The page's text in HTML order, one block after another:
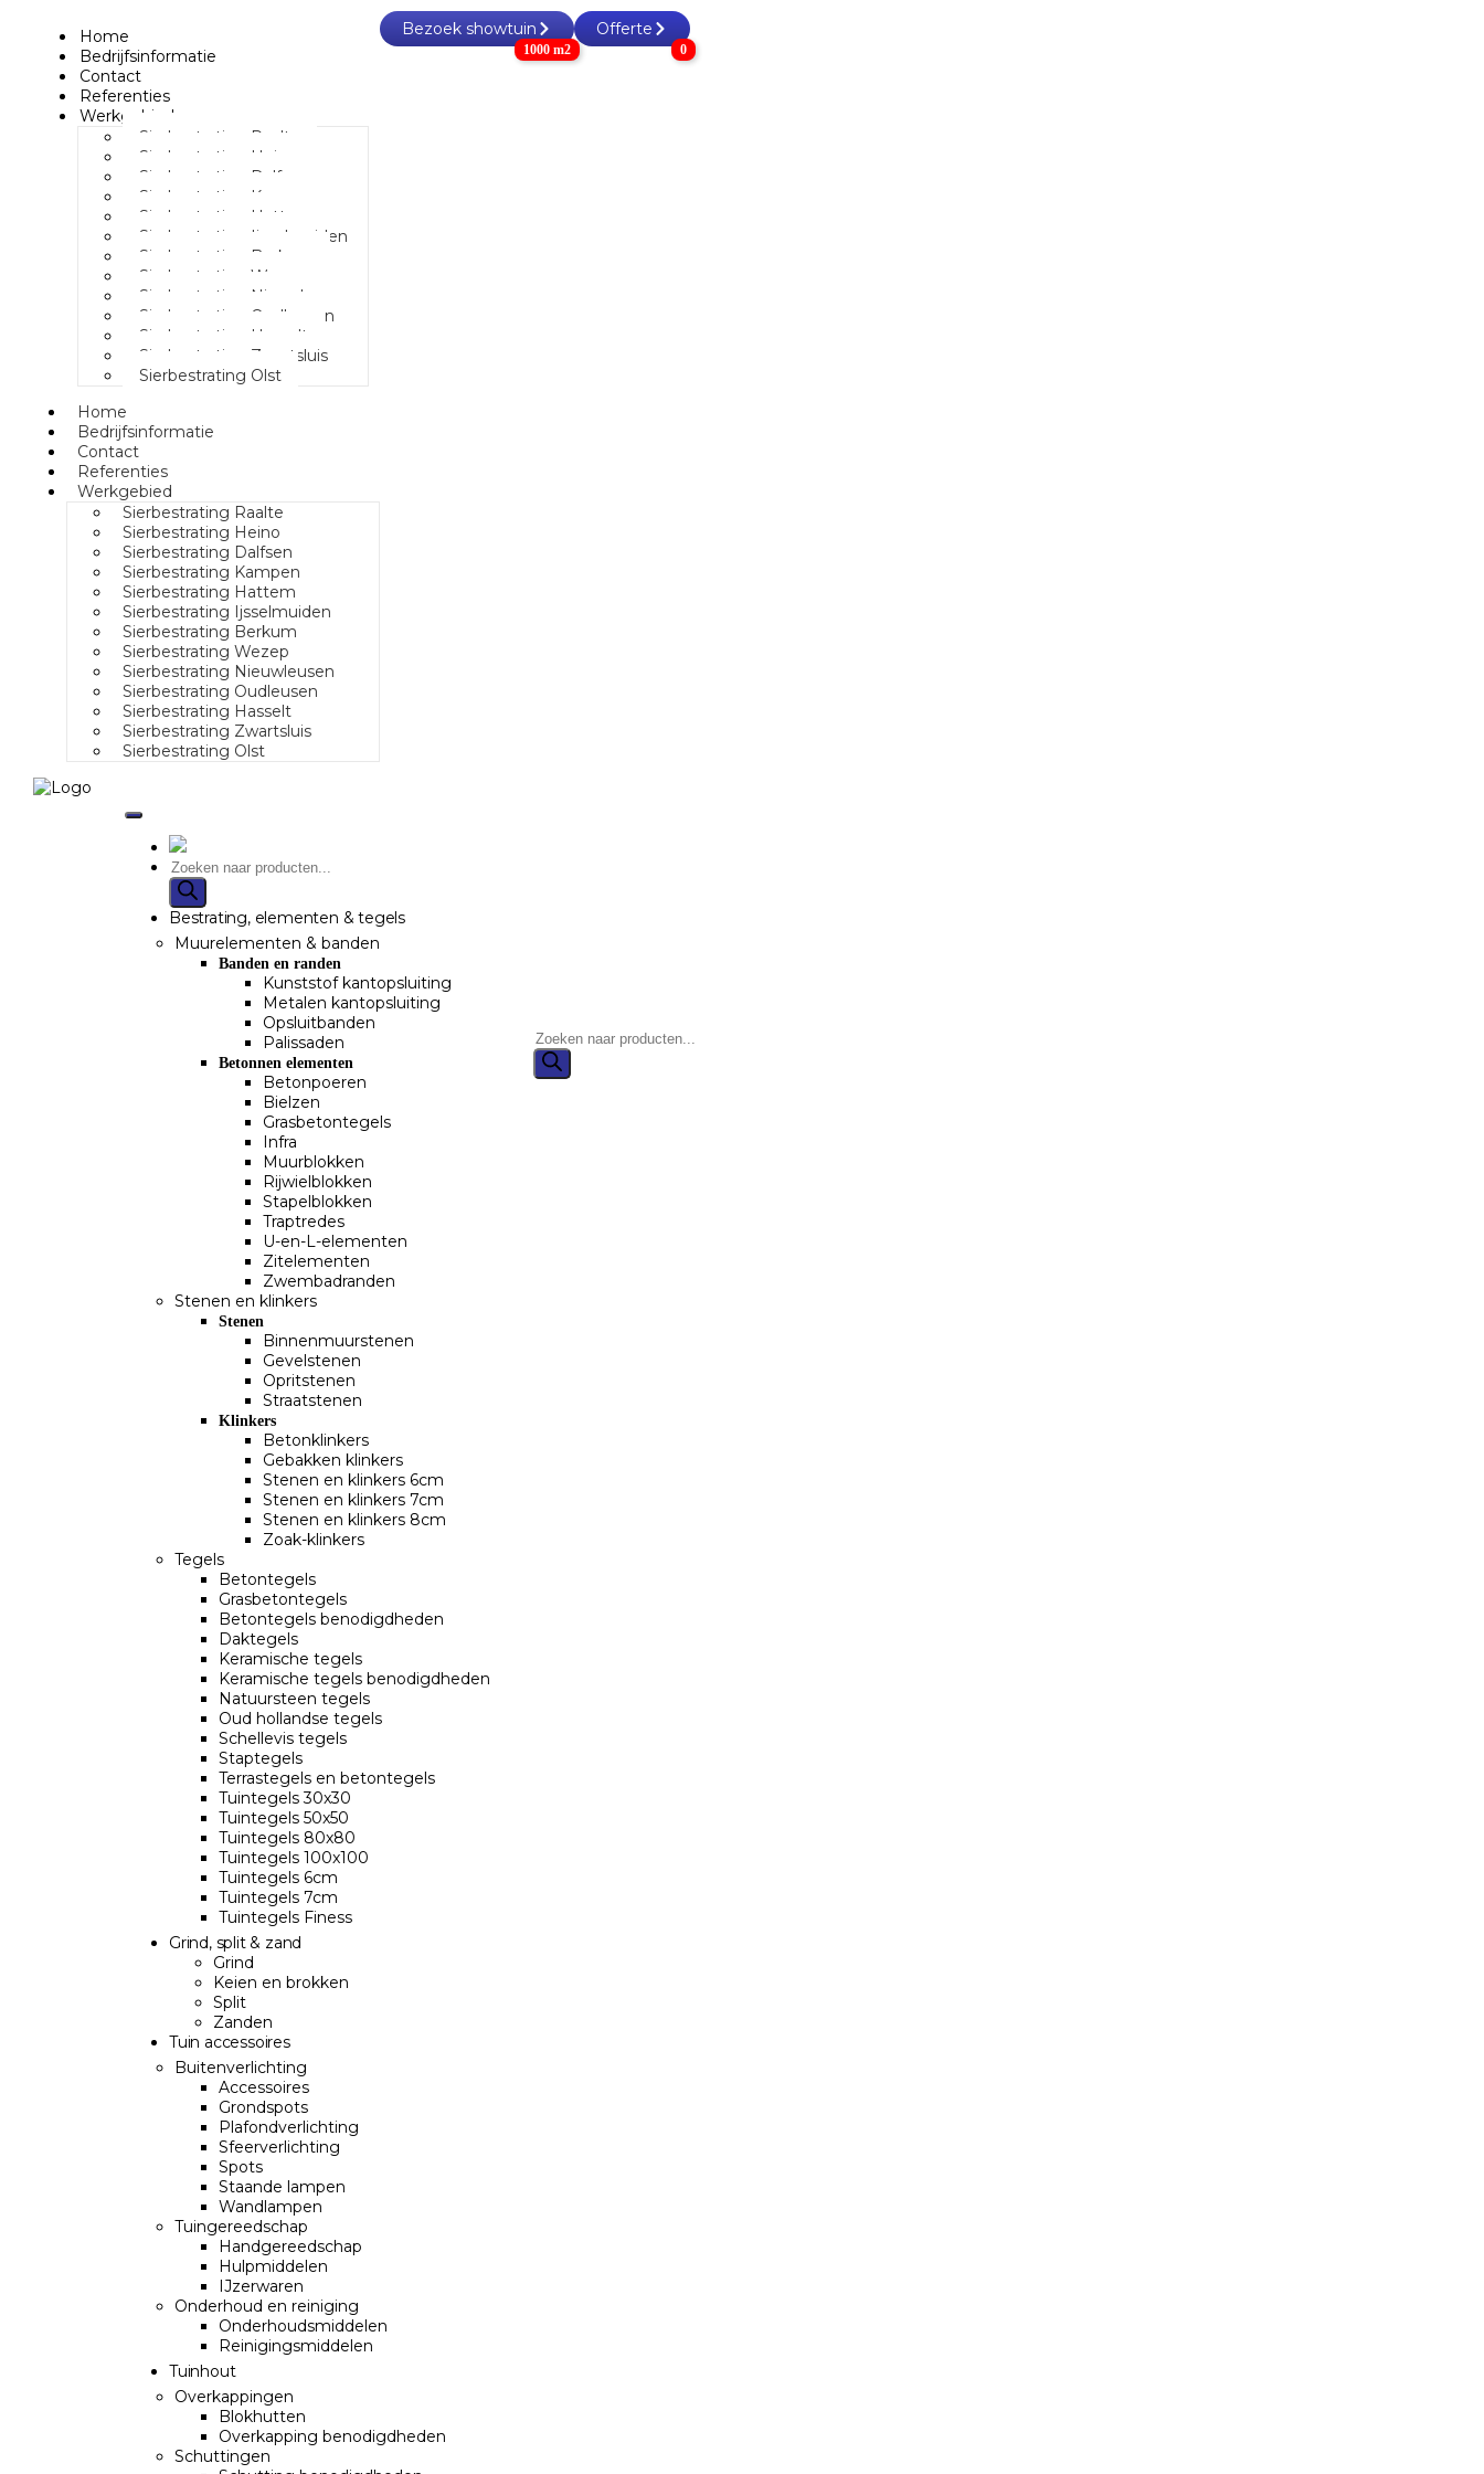
Home
Bedrijfsinformatie
Contact
Referenties
Werkgebied
Sierbestrating Raalte
Sierbestrating Heino
Sierbestrating Dalfsen
Sierbestrating Kampen
Sierbestrating Hattem
Sierbestrating Ijsselmuiden
Sierbestrating Berkum
Sierbestrating Wezep
Sierbestrating Nieuwleusen
Sierbestrating Oudleusen
Sierbestrating Hasselt
Sierbestrating Zwartsluis
Sierbestrating Olst
Home
Bedrijfsinformatie
Contact
Referenties
Werkgebied
Sierbestrating Raalte
Sierbestrating Heino
Sierbestrating Dalfsen
Sierbestrating Kampen
Sierbestrating Hattem
Sierbestrating Ijsselmuiden
Sierbestrating Berkum
Sierbestrating Wezep
Sierbestrating Nieuwleusen
Sierbestrating Oudleusen
Sierbestrating Hasselt
Sierbestrating Zwartsluis
Sierbestrating Olst
Bezoek showtuin
1000 m2
Offerte
0
Bestrating, elementen & tegels
Muurelementen & banden
Banden en randen
Kunststof kantopsluiting
Metalen kantopsluiting
Opsluitbanden
Palissaden
Betonnen elementen
Betonpoeren
Bielzen
Grasbetontegels
Infra
Muurblokken
Rijwielblokken
Stapelblokken
Traptredes
U-en-L-elementen
Zitelementen
Zwembadranden
Stenen en klinkers
Stenen
Binnenmuurstenen
Gevelstenen
Opritstenen
Straatstenen
Klinkers
Betonklinkers
Gebakken klinkers
Stenen en klinkers 6cm
Stenen en klinkers 7cm
Stenen en klinkers 8cm
Zoak-klinkers
Tegels
Betontegels
Grasbetontegels
Betontegels benodigdheden
Daktegels
Keramische tegels
Keramische tegels benodigdheden
Natuursteen tegels
Oud hollandse tegels
Schellevis tegels
Staptegels
Terrastegels en betontegels
Tuintegels 30x30
Tuintegels 50x50
Tuintegels 80x80
Tuintegels 100x100
Tuintegels 6cm
Tuintegels 7cm
Tuintegels Finess
Grind, split & zand
Grind
Keien en brokken
Split
Zanden
Tuin accessoires
Buitenverlichting
Accessoires
Grondspots
Plafondverlichting
Sfeerverlichting
Spots
Staande lampen
Wandlampen
Tuingereedschap
Handgereedschap
Hulpmiddelen
IJzerwaren
Onderhoud en reiniging
Onderhoudsmiddelen
Reinigingsmiddelen
Tuinhout
Overkappingen
Blokhutten
Overkapping benodigdheden
Schuttingen